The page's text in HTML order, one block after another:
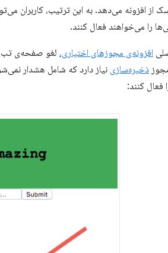
از افزونه می‌دهد. به این ترتیب، کاربران
را می‌خواهند فعال کنند.
افزونه‌ی مجوزهای اختیاری، لغو صفحه‌ی تب
ذخیره‌سازی نیاز دارد که شامل هشدار
فعال کنند: